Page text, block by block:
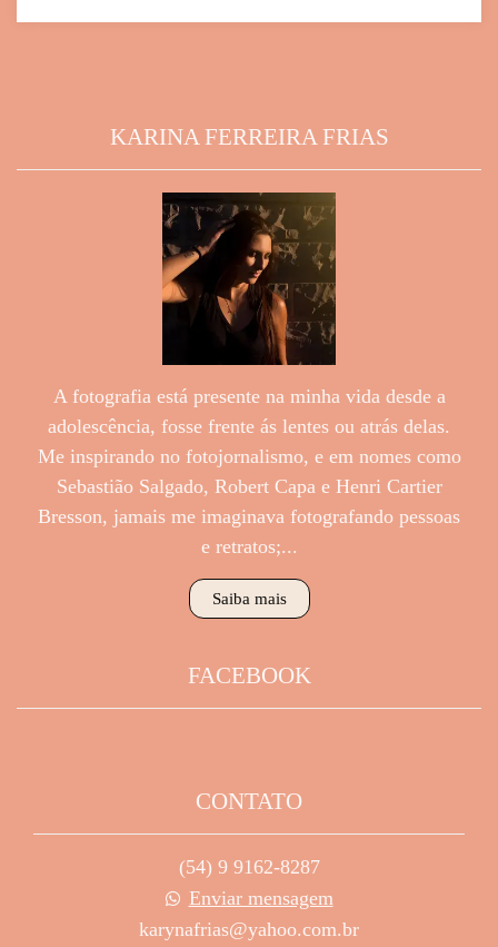
KARINA FERREIRA FRIAS
A fotografia está presente na minha vida desde a
adolescência, fosse frente ás lentes ou atrás delas.
Me inspirando no fotojornalismo, e em nomes como
Sebastião Salgado, Robert Capa e Henri Cartier
Bresson, jamais me imaginava fotografando pessoas
e retratos;...
Saiba mais
FACEBOOK
CONTATO
(54) 9 9162-8287
Enviar mensagem
karynafrias@yahoo.com.br